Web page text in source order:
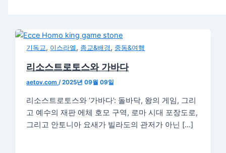
기독교, 이스라엘 , 종교&배경 , 중동&여행
리소스트로토스와 가바다
aetov.com/2025년 09월 09일
리소스트로토스와 ‘가바다’: 돌바닥, 왕의 게임, 그리
고 예수의 재판 에체 호모 구역, 로마 시대 포장도로,
그리고 안토니아 요새가 빌라도의 관저가 아닌 […]